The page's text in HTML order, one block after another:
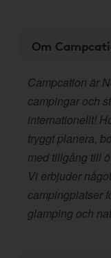
Om
Campcation är
campingar och
internationellt!
tryggt planera,
med tillgång till
Vi erbjuder
campingplatser
glamping och